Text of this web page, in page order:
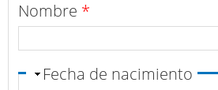
Nombre *
Fecha de nacimiento